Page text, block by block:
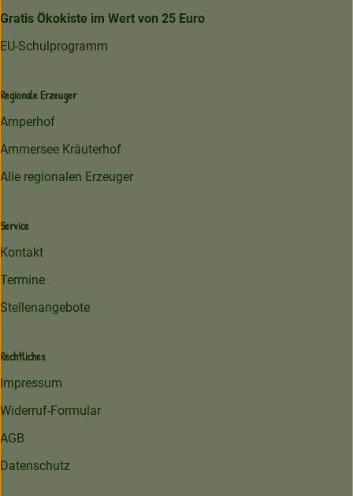
Gratis Ökokiste im Wert von 25 Euro
EU-Schulprogramm
Regionale Erzeuger
Amperhof
Ammersee Kräuterhof
Alle regionalen Erzeuger
Service
Kontakt
Termine
Stellenangebote
Rechtliches
Impressum
Widerruf-Formular
AGB
Datenschutz